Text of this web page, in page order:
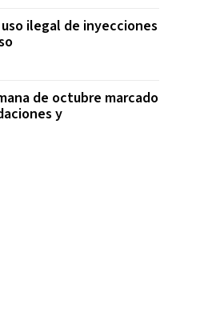
ilegal de inyecciones
de octubre marcado
y